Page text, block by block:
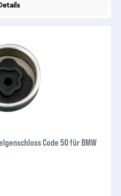
Code 50 für BMW